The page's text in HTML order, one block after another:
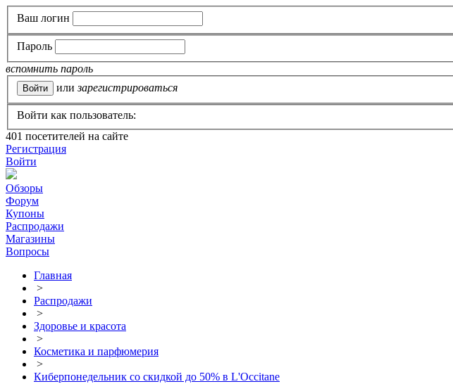
Ваш логин
Пароль
вспомнить пароль
или зарегистрироваться
Войти как пользователь:
401 посетителей на сайте
Регистрация
Войти
Обзоры
Форум
Купоны
Распродажи
Магазины
Вопросы
Главная
>
Распродажи
>
Здоровье и красота
>
Косметика и парфюмерия
>
Киберпонедельник со скидкой до 50% в L'Occitane